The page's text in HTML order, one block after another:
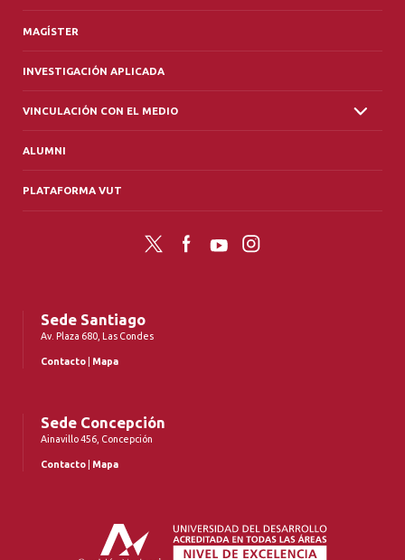
MAGÍSTER
INVESTIGACIÓN APLICADA
VINCULACIÓN CON EL MEDIO
ALUMNI
PLATAFORMA VUT
Twitter FacebookYouTubeInstagram
Sede Santiago
Av. Plaza 680, Las Condes
Contacto Mapa
Sede Concepción
Ainavillo 456, Concepción
Contacto Mapa